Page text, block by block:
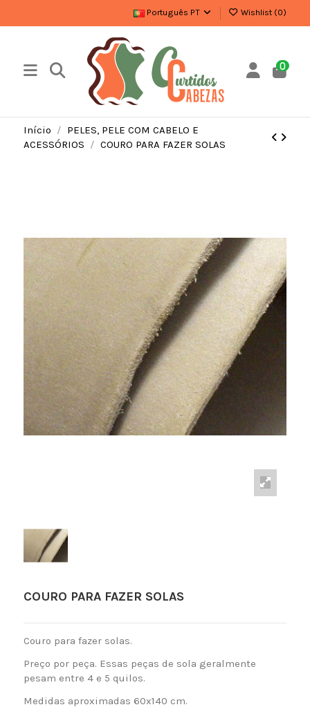
Português PT Wishlist (0)
0
Início
PELES, PELE COM CABELO E
ACESSÓRIOS
COURO PARA FAZER SOLAS
COURO PARA FAZER SOLAS
Couro para fazer solas.
Preço por peça. Essas peças de sola geralmente
pesam entre 4 e 5 quilos.
Medidas aproximadas 60x140 cm.